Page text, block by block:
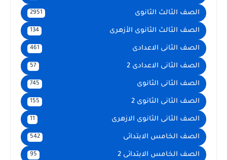
الصف الثالث الثانوى 2951
الصف الثالث الثانوى الأزهرى 134
الصف الثانى الاعدادى 461
الصف الثانى الاعدادى 2 57
الصف الثانى الثانوى 745
الصف الثانى الثانوى 2 155
الصف الثانى الثانوى الازهرى 11
الصف الخامس الابتدائى 542
الصف الخامس الابتدائى 2 95